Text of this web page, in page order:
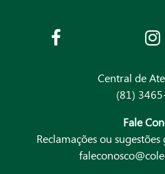
Central de
(81)
Fale
Reclamações ou